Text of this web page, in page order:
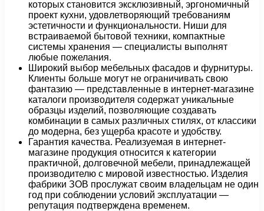
которых становится эксклюзивный, эргономичный
проект кухни, удовлетворяющий требованиям
эстетичности и функциональности. Ниши для
встраиваемой бытовой техники, компактные
системы хранения — специалисты выполнят
любые пожелания.
Широкий выбор мебельных фасадов и фурнитуры.
Клиенты больше могут не ограничивать свою
фантазию — представленные в интернет-магазине
каталоги производителя содержат уникальные
образцы изделий, позволяющие создавать
комбинации в самых различных стилях, от классики
до модерна, без ущерба красоте и удобству.
Гарантия качества. Реализуемая в интернет-
магазине продукция относится к категории
практичной, долговечной мебели, принадлежащей
производителю с мировой известностью. Изделия
фабрики ЗОВ прослужат своим владельцам не один
год при соблюдении условий эксплуатации —
репутация подтверждена временем.